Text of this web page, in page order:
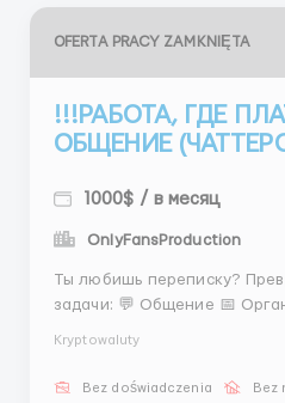
OFERTA PRACY ZAMKNIĘTA
!!!РАБОТА, ГДЕ
ОБЩЕНИЕ
1000$ / в месяц
OnlyFansProduction
Ты любишь переписку?
задачи: 💬 Общение 📅
Kryptowaluty
Bez doświadczenia Bez